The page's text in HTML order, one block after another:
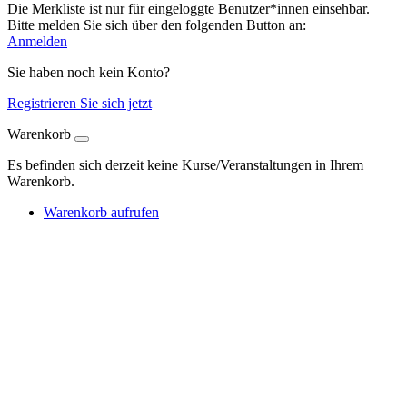
Die Merkliste ist nur für eingeloggte Benutzer*innen einsehbar.
Bitte melden Sie sich über den folgenden Button an:
Anmelden
Sie haben noch kein Konto?
Registrieren Sie sich jetzt
Warenkorb
Es befinden sich derzeit keine Kurse/Veranstaltungen in Ihrem
Warenkorb.
Warenkorb aufrufen